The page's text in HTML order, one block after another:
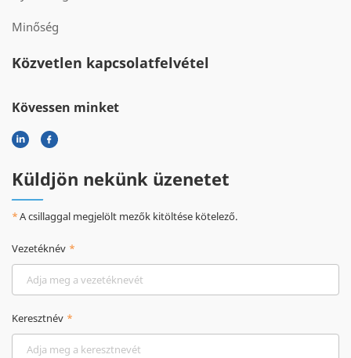
Minőség
Közvetlen kapcsolatfelvétel
Kövessen minket
Küldjön nekünk üzenetet
A csillaggal megjelölt mezők kitöltése kötelező.
Vezetéknév
Keresztnév